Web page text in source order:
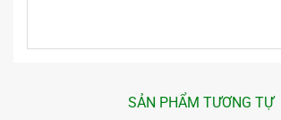
SẢN PHẨM TƯƠNG TỰ